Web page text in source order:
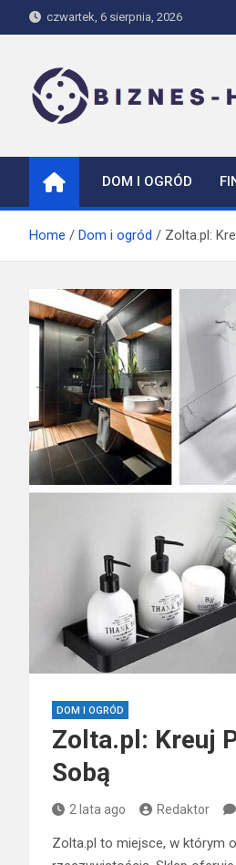
to
czwartek, 6 sierpnia, 2026
biznes-
DOM I OGRÓD
Home Dom i ogród Zolta.pl:
DOM I OGRÓD
Zolta.pl: Kreuj
Sobą
2 lata ago Redaktor
Zolta.pl to miejsce, w którym